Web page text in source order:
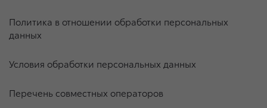
Политика в отношении обработки персональных
данных
Условия обработки персональных данных
Перечень совместных операторов